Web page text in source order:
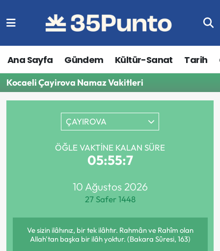
Ana Sayfa Gündem Kültür-Sanat Tarih
Kocaeli Çayirova Namaz Vakitleri
ÇAYIROVA
ÖĞLE VAKTINE KALAN SÜRE
05:55:7
10 Ağustos 2026
27 Safer 1448
Ve sizin ilâhınız, bir tek ilâhtır. Rahmân ve Rahîm olan
Allah'tan başka bir ilâh yoktur. (Bakara Sûresi, 163)